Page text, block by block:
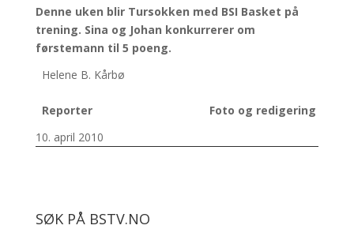
Denne uken blir Tursokken med BSI Basket på
trening. Sina og Johan konkurrerer om
førstemann til 5 poeng.
Helene B. Kårbø
Reporter
Foto og redigering
10. april 2010
SØK PÅ BSTV.NO